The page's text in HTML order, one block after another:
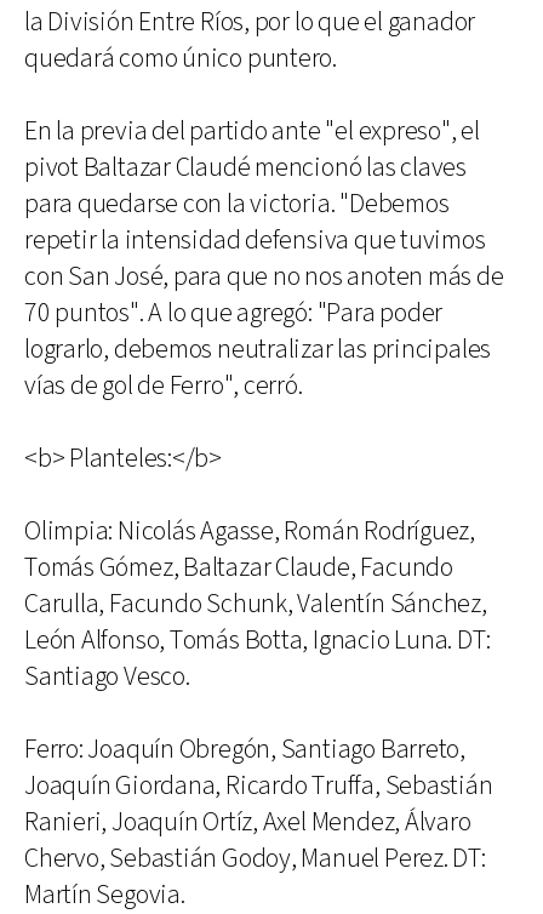
la División Entre Ríos, por lo que el ganador
quedará como único puntero.
En la previa del partido ante "el expreso", el
pivot Baltazar Claudé mencionó las claves
para quedarse con la victoria. "Debemos
repetir la intensidad defensiva que tuvimos
con San José, para que no nos anoten más de
70 puntos". A lo que agregó: "Para poder
lograrlo, debemos neutralizar las principales
vías de gol de Ferro", cerró.
<b> Planteles:</b>
Olimpia: Nicolás Agasse, Román Rodríguez,
Tomás Gómez, Baltazar Claude, Facundo
Carulla, Facundo Schunk, Valentín Sánchez,
León Alfonso, Tomás Botta, Ignacio Luna. DT:
Santiago Vesco.
Ferro: Joaquín Obregón, Santiago Barreto,
Joaquín Giordana, Ricardo Truffa, Sebastián
Ranieri, Joaquín Ortíz, Axel Mendez, Álvaro
Chervo, Sebastián Godoy, Manuel Perez. DT:
Martín Segovia.